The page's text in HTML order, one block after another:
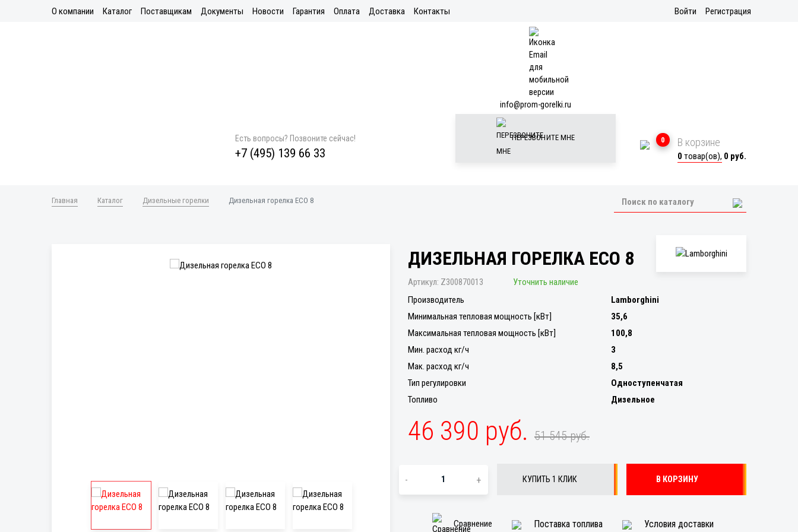
О компании Каталог Поставщикам Документы Новости Гарантия Оплата Доставка Контакты Войти Регистрация
Есть вопросы? Позвоните сейчас!
+7 (495) 139 66 33
info@prom-gorelki.ru
ПЕРЕЗВОНИТЕ МНЕ 0 В корзине
0 товар(ов), 0 руб.
Главная Каталог Дизельные горелки Дизельная горелка ECO 8
ДИЗЕЛЬНАЯ ГОРЕЛКА ECO 8
Артикул: Z300870013
Уточнить наличие
Производитель
Lamborghini
Минимальная тепловая мощность [кВт]
35,6
Максимальная тепловая мощность [кВт]
100,8
Мин. расход кг/ч
3
Мак. расход кг/ч
8,5
Тип регулировки
Одноступенчатая
Топливо
Дизельное
46 390 руб. 51 545 руб.
- + КУПИТЬ 1 КЛИК В КОРЗИНУ
Сравнение Поставка топлива Условия доставки